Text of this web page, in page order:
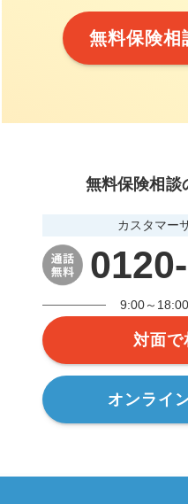
無料保険相
無料保険相談
カスタマー
9:00～
対面で
オンライ